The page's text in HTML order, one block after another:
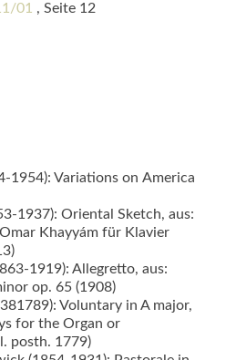
01 , Seite 12
1954): Variations on America
1937): Oriental Sketch, aus:
Khayyám für Klavier
1919): Allegretto, aus:
op. 65 (1908)
Voluntary in A major,
for the Organ or
posth. 1779)